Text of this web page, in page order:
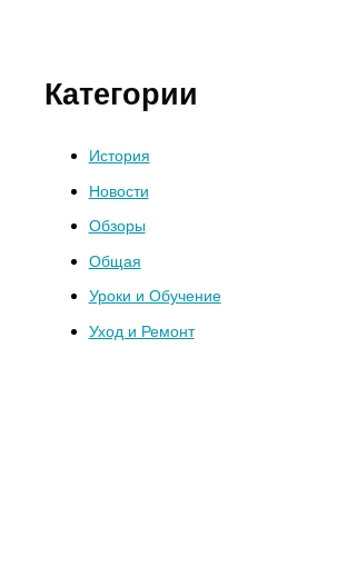
Категории
История
Новости
Обзоры
Общая
Уроки и Обучение
Уход и Ремонт